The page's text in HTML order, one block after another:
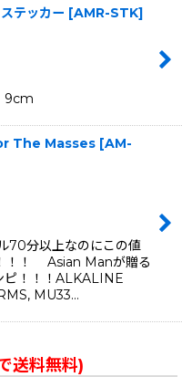
テッカー [AMR-STK]
9cm
The Masses [AM-
70分以上なのにこの値
！！ Asian Manが贈る
ピ！！！ALKALINE
MU33…
送料無料)